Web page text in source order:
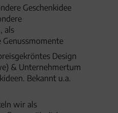
Geschenkidee
als
Genussmomente
Design
& Unternehmertum
Bekannt u.a.
wir als